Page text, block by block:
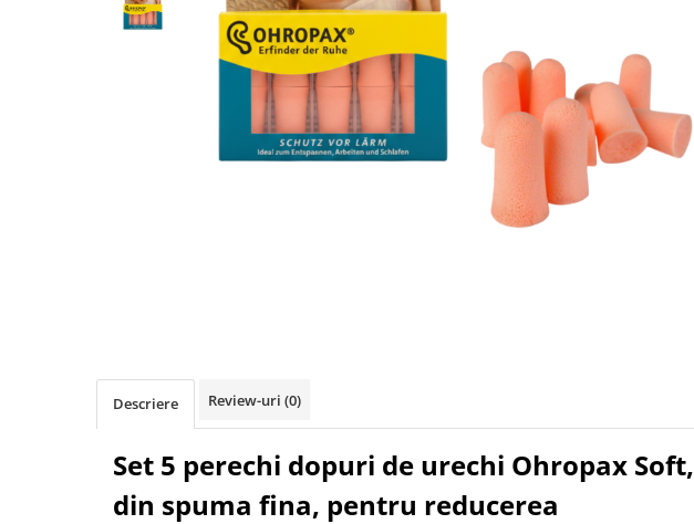
Suporturi ortopedice si orteze
Ingrijire personala
Cantare corporale
Descriere Review-uri (0)
Set 5 perechi dopuri de urechi Ohropax Soft,
din spuma fina, pentru reducerea